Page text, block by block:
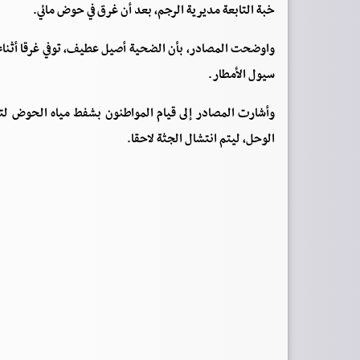
خبة التابعة مديرية الرجم، بعد أن غرق في حوض مائي.
واوضحت المصادر، بأن الضحية أصيل عطيف، توفي غرقا
سيول الأمطار.
وأشارت المصادر إلى قيام المواطنون بشفط مياه
الوحل، ليتم انتشال الجثة لاحقا.